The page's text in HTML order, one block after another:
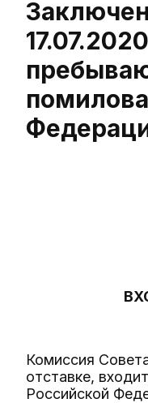
Комиссия
отставке,
Российской